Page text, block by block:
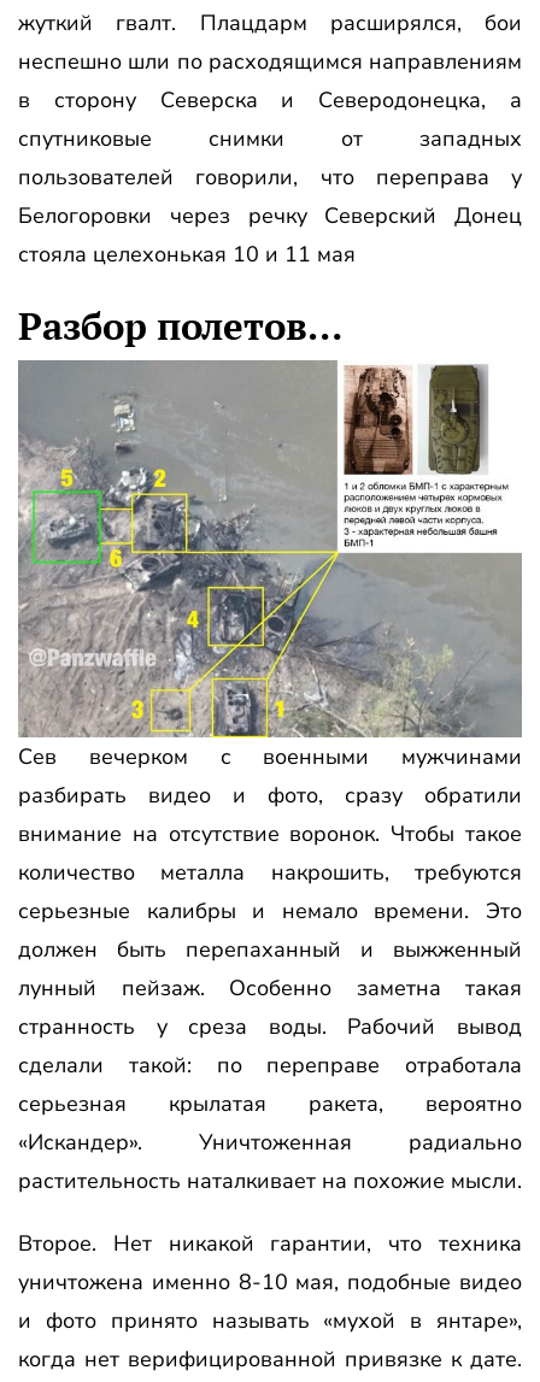
жуткий гвалт. Плацдарм расширялся, бои
неспешно шли по расходящимся направлениям
в сторону Северска и Северодонецка, а
спутниковые снимки от западных
пользователей говорили, что переправа у
Белогоровки через речку Северский Донец
стояла целехонькая 10 и 11 мая
Разбор полетов…
Сев вечерком с военными мужчинами
разбирать видео и фото, сразу обратили
внимание на отсутствие воронок. Чтобы такое
количество металла накрошить, требуются
серьезные калибры и немало времени. Это
должен быть перепаханный и выжженный
лунный пейзаж. Особенно заметна такая
странность у среза воды. Рабочий вывод
сделали такой: по переправе отработала
серьезная крылатая ракета, вероятно
«Искандер». Уничтоженная радиально
растительность наталкивает на похожие мысли.
Второе. Нет никакой гарантии, что техника
уничтожена именно 8-10 мая, подобные видео
и фото принято называть «мухой в янтаре»,
когда нет верифицированной привязке к дате.